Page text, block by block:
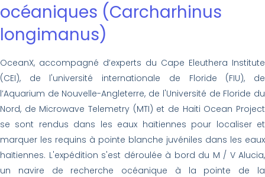
océaniques (Carcharhinus
longimanus)
OceanX, accompagné d’experts du Cape Eleuthera Institute
(CEI), de l'université internationale de Floride (FIU), de
l’Aquarium de Nouvelle-Angleterre, de l'Université de Floride du
Nord, de Microwave Telemetry (MTI) et de Haiti Ocean Project
se sont rendus dans les eaux haïtiennes pour localiser et
marquer les requins à pointe blanche juvéniles dans les eaux
haïtiennes. L'expédition s'est déroulée à bord du M / V Alucia,
un navire de recherche océanique à la pointe de la